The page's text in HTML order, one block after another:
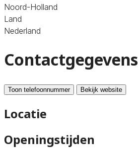
Noord-Holland
Land
Nederland
Contactgegevens
Toon telefoonnummer Bekijk website
Locatie
Openingstijden